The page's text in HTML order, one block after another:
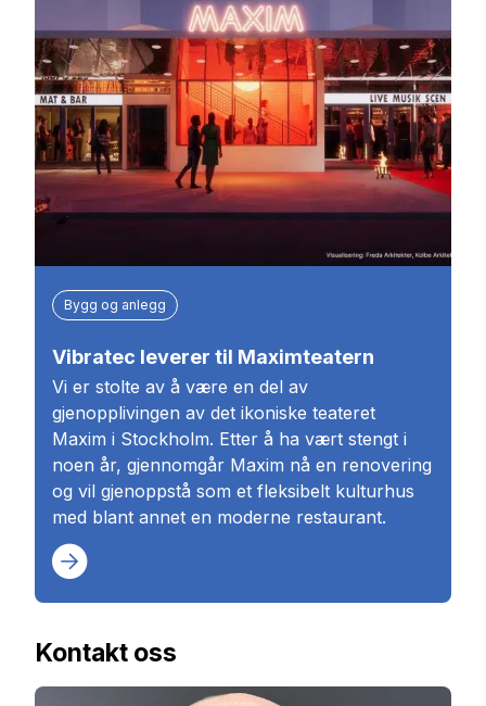
Bygg og anlegg
Vibratec leverer til Maximteatern
Vi er stolte av å være en del av
gjenopplivingen av det ikoniske teateret
Maxim i Stockholm. Etter å ha vært stengt i
noen år, gjennomgår Maxim nå en renovering
og vil gjenoppstå som et fleksibelt kulturhus
med blant annet en moderne restaurant.
Kontakt oss